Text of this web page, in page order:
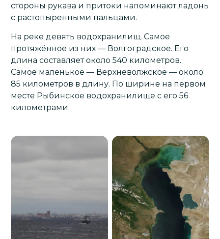
стороны рукава и притоки напоминают ладонь
с растопыренными пальцами.
На реке девять водохранилищ. Самое
протяжённое из них — Волгоградское. Его
длина составляет около 540 километров.
Самое маленькое — Верхневолжское — около
85 километров в длину. По ширине на первом
месте Рыбинское водохранилище с его 56
километрами.